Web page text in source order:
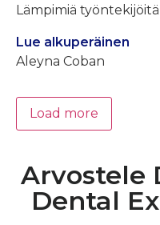
Lämpimiä
Lue alkuperäinen
Aleyna Coban
Load more
Arvostele
Dental